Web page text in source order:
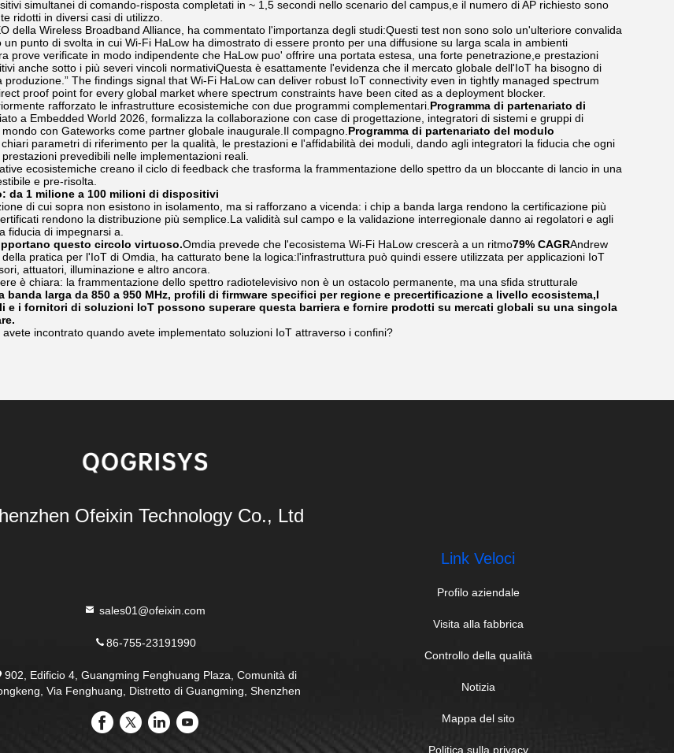
simultanei di comando-risposta completati in ~ 1,5 secondi nello scenario del campus,e il numero di AP richiesto sono
ridotti in diversi casi di utilizzo.
della Wireless Broadband Alliance, ha commentato l'importanza degli studi:Questi test non sono solo un'ulteriore convalida
un punto di svolta in cui Wi-Fi HaLow ha dimostrato di essere pronto per una diffusione su larga scala in ambienti
prove verificate in modo indipendente che HaLow puo' offrire una portata estesa, una forte penetrazione,e prestazioni
anche sotto i più severi vincoli normativiQuesta è esattamente l'evidenza che il mercato globale dell'IoT ha bisogno di
produzione.” The findings signal that Wi-Fi HaLow can deliver robust IoT connectivity even in tightly managed spectrum
proof point for every global market where spectrum constraints have been cited as a deployment blocker.
rafforzato le infrastrutture ecosistemiche con due programmi complementari. Programma di partenariato di
a Embedded World 2026, formalizza la collaborazione con case di progettazione, integratori di sistemi e gruppi di
con Gateworks come partner globale inaugurale.Il compagno. Programma di partenariato del modulo
parametri di riferimento per la qualità, le prestazioni e l'affidabilità dei moduli, dando agli integratori la fiducia che ogni
prevedibili nelle implementazioni reali.
ecosistemiche creano il ciclo di feedback che trasforma la frammentazione dello spettro da un bloccante di lancio in una
e pre-risolta.
da 1 milione a 100 milioni di dispositivi
di cui sopra non esistono in isolamento, ma si rafforzano a vicenda: i chip a banda larga rendono la certificazione più
rendono la distribuzione più semplice.La validità sul campo e la validazione interregionale danno ai regolatori e agli
fiducia di impegnarsi a.
questo circolo virtuoso.Omdia prevede che l'ecosistema Wi-Fi HaLow crescerà a un ritmo79% CAGRAndrew
pratica per l'IoT di Omdia, ha catturato bene la logica:l'infrastruttura può quindi essere utilizzata per applicazioni IoT
attuatori, illuminazione e altro ancora.
è chiara: la frammentazione dello spettro radiotelevisivo non è un ostacolo permanente, ma una sfida strutturale
banda larga da 850 a 950 MHz, profili di firmware specifici per regione e precertificazione a livello ecosistema,I
e i fornitori di soluzioni IoT possono superare questa barriera e fornire prodotti su mercati globali su una singola
incontrato quando avete implementato soluzioni IoT attraverso i confini?
Ofeixin Technology Co., Ltd
sales01@ofeixin.com
86-755-23191990
902, Edificio 4, Guangming Fenghuang Plaza, Comunità di
Via Fenghuang, Distretto di Guangming, Shenzhen
Link Veloci
Profilo aziendale
Visita alla fabbrica
Controllo della qualità
Notizia
Mappa del sito
Politica sulla privacy